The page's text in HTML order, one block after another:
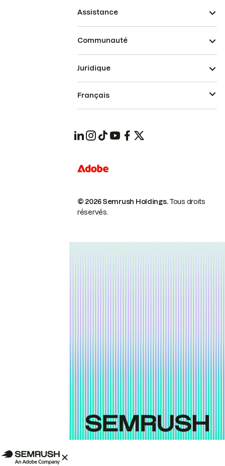
Assistance
Communauté
© 2026 Semrush Holdings.Tous droits
réservés.
Juridique
Français